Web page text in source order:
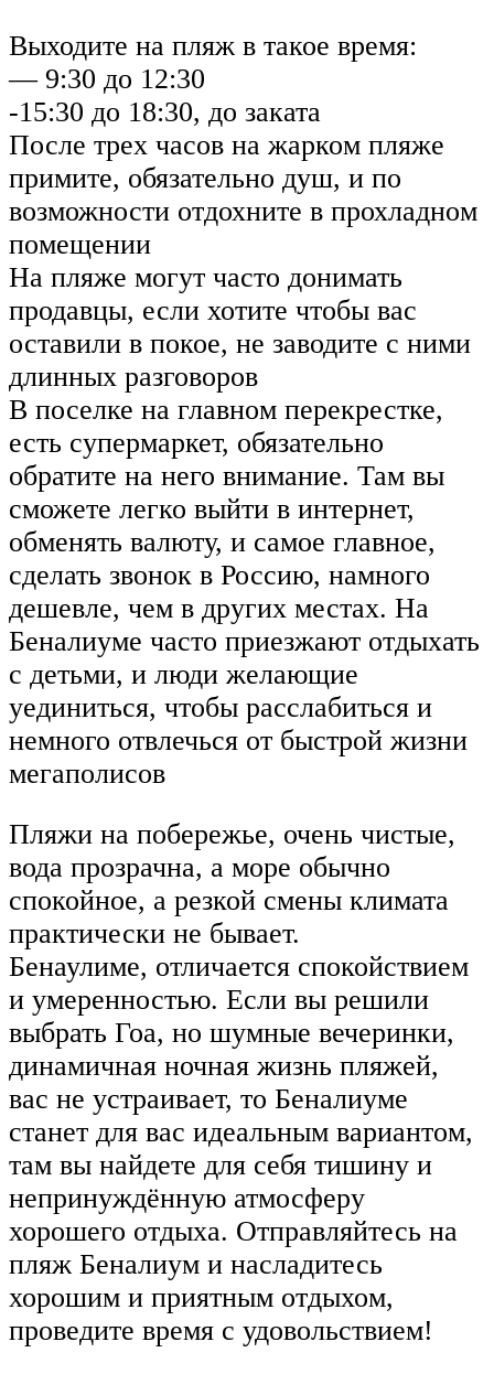
Выходите на пляж в такое время:
— 9:30 до 12:30
-15:30 до 18:30, до заката
После трех часов на жарком пляже
примите, обязательно душ, и по
возможности отдохните в прохладном
помещении
На пляже могут часто донимать
продавцы, если хотите чтобы вас
оставили в покое, не заводите с ними
длинных разговоров
В поселке на главном перекрестке,
есть супермаркет, обязательно
обратите на него внимание. Там вы
сможете легко выйти в интернет,
обменять валюту, и самое главное,
сделать звонок в Россию, намного
дешевле, чем в других местах. На
Беналиуме часто приезжают отдыхать
с детьми, и люди желающие
уединиться, чтобы расслабиться и
немного отвлечься от быстрой жизни
мегаполисов
Пляжи на побережье, очень чистые,
вода прозрачна, а море обычно
спокойное, а резкой смены климата
практически не бывает.
Бенаулиме, отличается спокойствием
и умеренностью. Если вы решили
выбрать Гоа, но шумные вечеринки,
динамичная ночная жизнь пляжей,
вас не устраивает, то Беналиуме
станет для вас идеальным вариантом,
там вы найдете для себя тишину и
непринуждённую атмосферу
хорошего отдыха. Отправляйтесь на
пляж Беналиум и насладитесь
хорошим и приятным отдыхом,
проведите время с удовольствием!